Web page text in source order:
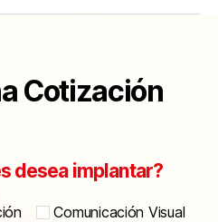
Cotización
desea implantar?
Comunicación Visual